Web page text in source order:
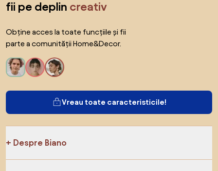
fii pe deplin creativ
Obține acces la toate funcțiile și fii
parte a comunității Home&Decor.
Vreau toate caracteristicile!
Despre Biano